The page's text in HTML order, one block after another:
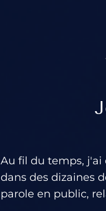
Au fil du temps, j'ai
dans des dizaines
parole en public,